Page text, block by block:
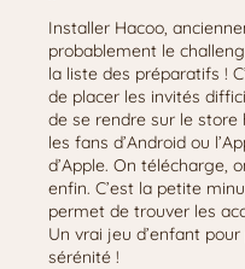
Installer Hacoo,
probablement le
la liste des préparatifs !
de placer les invités
de se rendre sur le store
les fans d’Android ou
d’Apple. On télécharge,
enfin. C’est la petite
permet de trouver les
Un vrai jeu d’enfant
sérénité !